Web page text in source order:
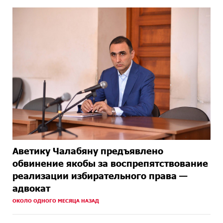
Аветику Чалабяну предъявлено
обвинение якобы за воспрепятствование
реализации избирательного права —
адвокат
ОКОЛО ОДНОГО МЕСЯЦА НАЗАД